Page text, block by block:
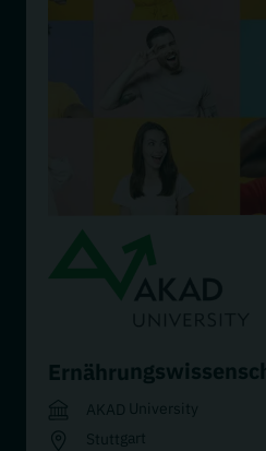
AKAD University
Stuttgart